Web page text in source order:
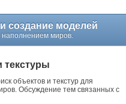
создание моделей
миров.
текстуры
объектов и текстур для
Обсуждение тем связанных с